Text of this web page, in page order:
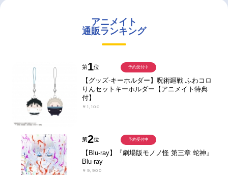
アニメイト
通販ランキング
第1位
【グッズ-キーホルダー】呪術廻戦 ふわコロ
りんセットキーホルダー【アニメイト特典
付】
￥1,100
予約受付中
第2位
【Blu-ray】『劇場版モノノ怪 第三章 蛇神』
Blu-ray
￥9,900
予約受付中